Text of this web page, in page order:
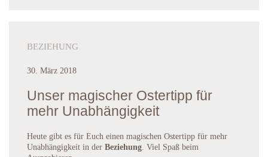
BEZIEHUNG
30. März 2018
Unser magischer Ostertipp für
mehr Unabhängigkeit
Heute gibt es für Euch einen magischen Ostertipp für mehr
Unabhängigkeit in der Beziehung. Viel Spaß beim